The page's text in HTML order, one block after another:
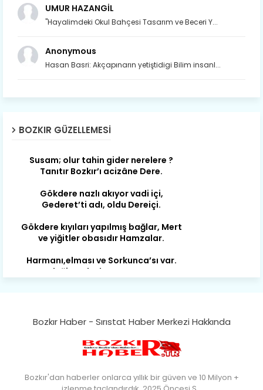
UMUR HAZANGİL
"Hayalimdeki Okul Bahçesi Tasarım ve Beceri Y...
Anonymous
Hasan Basri: Akçapınarın yetiştidigi Bilim insanl...
BOZKIR GÜZELLEMESI
Tanıtır Bozkır’ı acizâne Dere.
Gökdere nazlı akıyor vadi içi,
Gederet’ti adı, oldu Dereiçi.
Gökdere kıyıları yapılmış bağlar, Mert
ve yiğitler obasıdır Hamzalar.
Harmanı,elması ve Sorkunca’sı var.
Meyre değişerek olmuş Harmanpınar.
Büyük yerdir, mahalleleri Aydınlık, Tarih
kan, Bunlarla kasaba olmuş Sarıoğlan.
Çarşamba’nın koynunda tarih çok
yorgun. Şehit Berâtlı, halkı yiğit genç
Bozkır Haber - Sırıstat Haber Merkezi Hakkında
Bozkır'dan haberler onlarca yıllık bir güven ve 10 Milyon +